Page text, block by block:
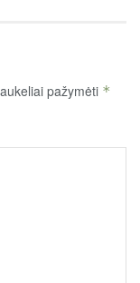
pažymėti *